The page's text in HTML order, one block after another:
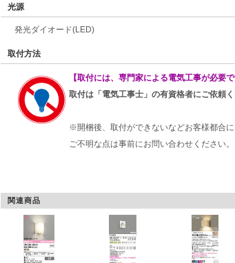
光源
発光ダイオード(LED)
取付方法
【取付には、専門家による電気工事が必要で
取付は「電気工事士」の有資格者にご依頼く
※開梱後、取付ができないなどお客様都合
ご不明な点は事前にお問い合わせください。
関連商品